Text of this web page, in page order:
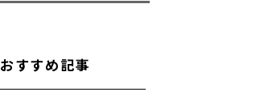
おすすめ記事